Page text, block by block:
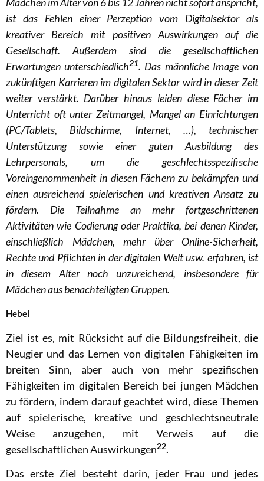
ist das Fehlen einer Perzeption vom Digitalsektor als
kreativer Bereich mit positiven Auswirkungen auf die
Gesellschaft. Außerdem sind die gesellschaftlichen
Erwartungen unterschiedlich21. Das männliche Image von
zukünftigen Karrieren im digitalen Sektor wird in dieser Zeit
weiter verstärkt. Darüber hinaus leiden diese Fächer im
Unterricht oft unter Zeitmangel, Mangel an Einrichtungen
(PC/Tablets, Bildschirme, Internet, …), technischer
Unterstützung sowie einer guten Ausbildung des
Lehrpersonals, um die geschlechtsspezifische
Voreingenommenheit in diesen Fächern zu bekämpfen und
einen ausreichend spielerischen und kreativen Ansatz zu
fördern. Die Teilnahme an mehr fortgeschrittenen
Aktivitäten wie Codierung oder Praktika, bei denen Kinder,
einschließlich Mädchen, mehr über Online-Sicherheit,
Rechte und Pflichten in der digitalen Welt usw. erfahren, ist
in diesem Alter noch unzureichend, insbesondere für
Mädchen aus benachteiligten Gruppen.
Hebel
Ziel ist es, mit Rücksicht auf die Bildungsfreiheit, die
Neugier und das Lernen von digitalen Fähigkeiten im
breiten Sinn, aber auch von mehr spezifischen
Fähigkeiten im digitalen Bereich bei jungen Mädchen
zu fördern, indem darauf geachtet wird, diese Themen
auf spielerische, kreative und geschlechtsneutrale
Weise anzugehen, mit Verweis auf die
gesellschaftlichen Auswirkungen22.
Das erste Ziel besteht darin, jeder Frau und jedes